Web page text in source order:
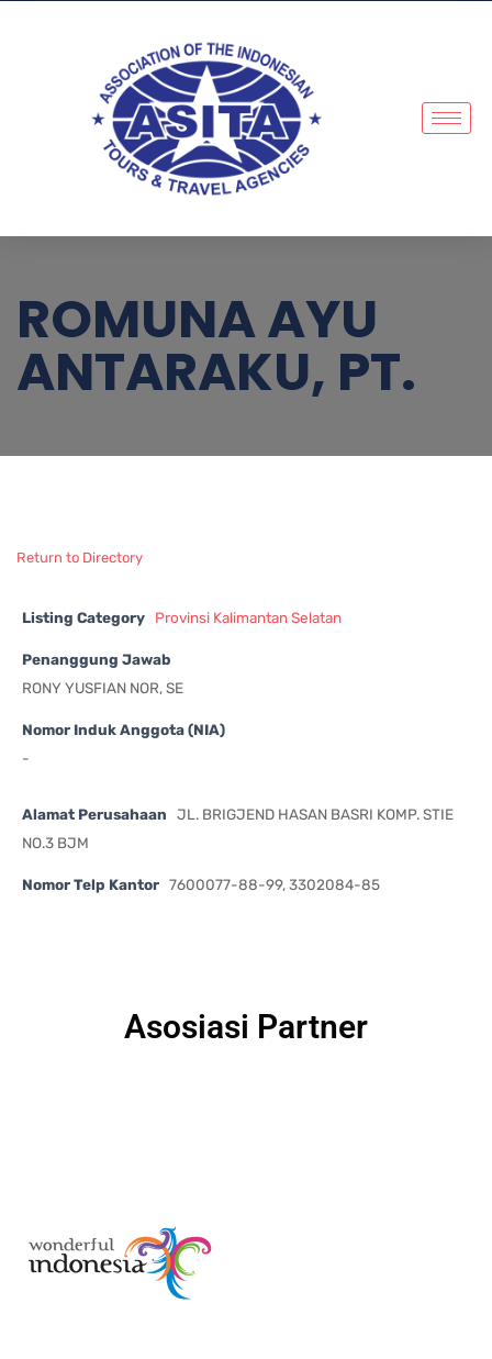
ROMUNA AYU
ANTARAKU, PT.
Return to Directory
Listing Category Provinsi Kalimantan Selatan
Penanggung Jawab
RONY YUSFIAN NOR, SE
Nomor Induk Anggota (NIA)
-
Alamat Perusahaan
JL. BRIGJEND HASAN BASRI KOMP. STIE
NO.3 BJM
Nomor Telp Kantor 7600077-88-99, 3302084-85
Asosiasi Partner